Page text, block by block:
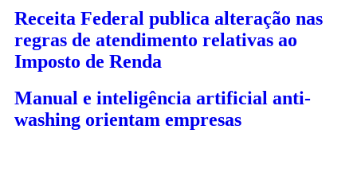
Receita Federal publica alteração nas
regras de atendimento relativas ao
Imposto de Renda
Manual e inteligência artificial anti-
washing orientam empresas